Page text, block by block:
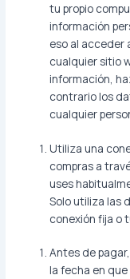
tu propio
información
eso al acceder
cualquier sitio
información,
contrario los
cualquier
Utiliza una
compras a
uses
Solo utiliza las
conexión fija o
Antes de
la fecha en